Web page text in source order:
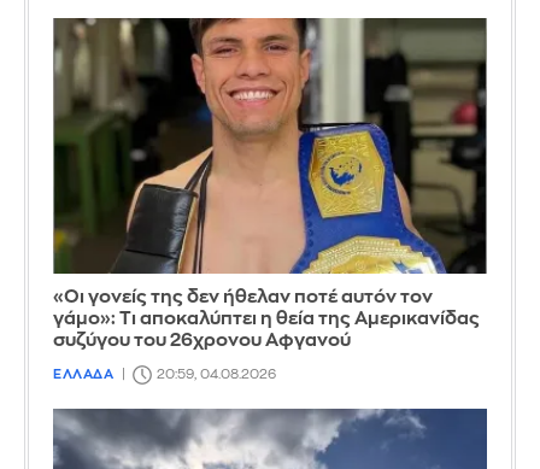
«Οι γονείς της δεν ήθελαν ποτέ αυτόν τον
γάμο»: Τι αποκαλύπτει η θεία της Αμερικανίδας
συζύγου του 26χρονου Αφγανού
ΕΛΛΑΔΑ 20:59, 04.08.2026